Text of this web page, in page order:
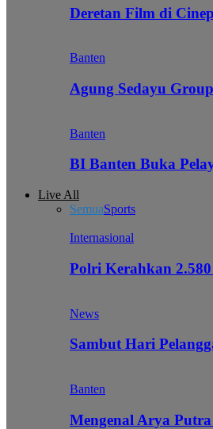
Deretan Film di
Banten
Agung Sedayu
Banten
BI Banten Buka
Live All
SemuaSports
Internasional
Polri Kerahkan
News
Sambut Hari
Banten
Mengenal Arya